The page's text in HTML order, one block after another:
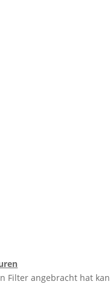
Filter angebracht hat